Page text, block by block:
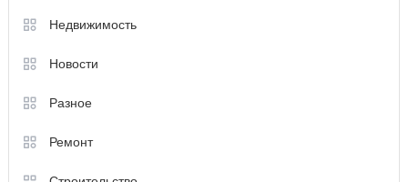
Недвижимость
Новости
Разное
Ремонт